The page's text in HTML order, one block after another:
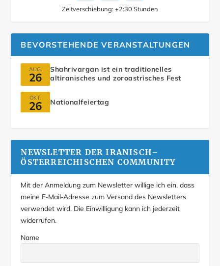
Zeitverschiebung: +2:30 Stunden
BEVORSTEHENDE VERANSTALTUNGEN
AUG.
26
Shahrivargan ist ein traditionelles
altiranisches und zoroastrisches Fest
OKT.
26 Nationalfeiertag
NEWSLETTER DER IRANISCH–
ÖSTERREICHISCHEN COMMUNITY
Mit der Anmeldung zum Newsletter willige ich ein, dass
meine E‑Mail‑Adresse zum Versand des Newsletters
verwendet wird. Die Einwilligung kann ich jederzeit
widerrufen.
Name